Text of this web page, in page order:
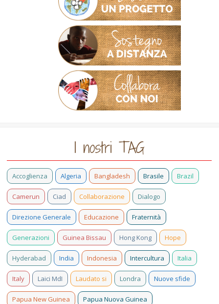
I nostri TAG
Accoglienza Algeria Bangladesh Brasile Brazil
Camerun Ciad Collaborazione Dialogo
Direzione Generale Educazione Fraternità
Generazioni Guinea Bissau Hong Kong Hope
Hyderabad India Indonesia Intercultura Italia
Italy Laici MdI Laudato si Londra Nuove sfide
Papua New Guinea Papua Nuova Guinea